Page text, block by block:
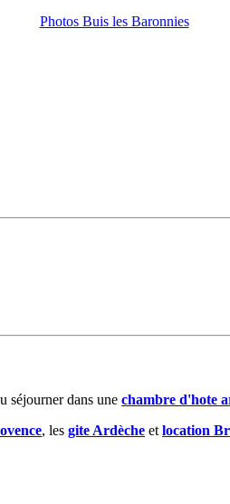
Photos Buis les Baronnies
séjourner dans une chambre d'hote
, les gite Ardèche et location